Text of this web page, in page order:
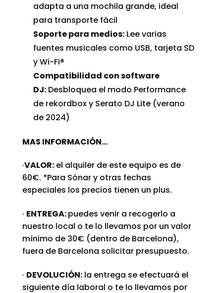
adapta a una mochila grande, ideal
para transporte fácil
Soporte para medios:Lee varias
fuentes musicales como USB, tarjeta SD
y Wi-Fi®
Compatibilidad con software
DJ:Desbloquea el modo Performance
de rekordbox y Serato DJ Lite (verano
de 2024)
MAS INFORMACIÓN…
·VALOR:el alquiler de este equipo es de
60€. *Para Sónar y otras fechas
especiales los precios tienen un plus.
· ENTREGA:puedes venir a recogerlo a
nuestro local o te lo llevamos por un valor
mínimo de 30€ (dentro de Barcelona),
fuera de Barcelona solicitar presupuesto.
· DEVOLUCIÓN:la entrega se efectuará el
siguiente día laboral o te lo llevamos por